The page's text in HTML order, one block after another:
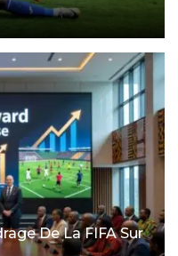
De La FIFA Sur